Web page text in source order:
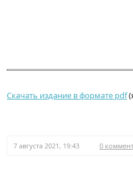
Скачать издание в формате pdf
7 августа 2021, 19:43 0